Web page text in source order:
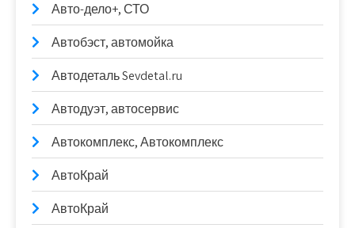
Авто-дело+, СТО
Автобэст, автомойка
Автодеталь Sevdetal.ru
Автодуэт, автосервис
Автокомплекс, Автокомплекс
АвтоКрай
АвтоКрай